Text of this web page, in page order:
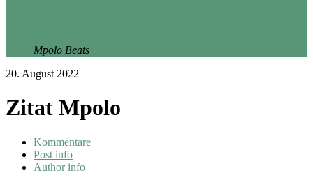
Mpolo Beats
20. August 2022
Zitat Mpolo
Kommentare
Post info
Author info